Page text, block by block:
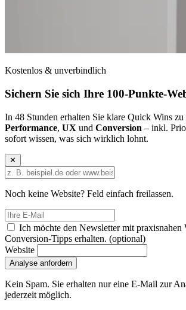
Kostenlos & unverbindlich
Sichern Sie sich Ihre 100-Punkte-
In 48 Stunden erhalten Sie klare Quick Wins zu
Performance, UX und Conversion – inkl.
sofort wissen, was sich wirklich lohnt.
✕
Noch keine Website? Feld einfach freilassen.
Ich möchte den Newsletter mit
Conversion-Tipps erhalten. (optional)
Website
Analyse anfordern
Kein Spam. Sie erhalten nur eine E-Mail zur
jederzeit möglich.